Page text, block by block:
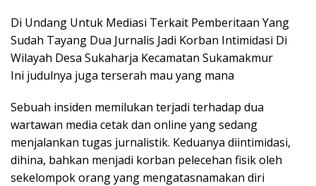
Di Undang Untuk Mediasi Terkait Pemberitaan Yang
Sudah Tayang Dua Jurnalis Jadi Korban Intimidasi Di
Wilayah Desa Sukaharja Kecamatan Sukamakmur
Ini judulnya juga terserah mau yang mana
Sebuah insiden memilukan terjadi terhadap dua
wartawan media cetak dan online yang sedang
menjalankan tugas jurnalistik. Keduanya diintimidasi,
dihina, bahkan menjadi korban pelecehan fisik oleh
sekelompok orang yang mengatasnamakan diri